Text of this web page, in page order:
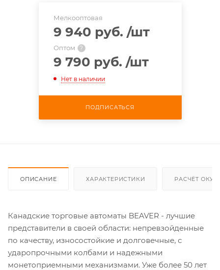
Мелкооптовая
9 940 руб. /шт
Оптом ?
9 790 руб. /шт
Нет в наличии
ПОДПИСАТЬСЯ
ОПИСАНИЕ ХАРАКТЕРИСТИКИ РАСЧЁТ
Канадские торговые автоматы BEAVER - лучшие
представители в своей области: непревзойденные
по качеству, износостойкие и долговечные, с
ударопрочными колбами и надежными
монетоприемными механизмами. Уже более 50 лет